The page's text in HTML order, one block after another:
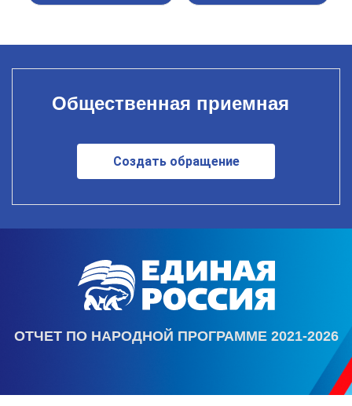
Общественная приемная
Создать обращение
ОТЧЕТ ПО НАРОДНОЙ ПРОГРАММЕ 2021-2026